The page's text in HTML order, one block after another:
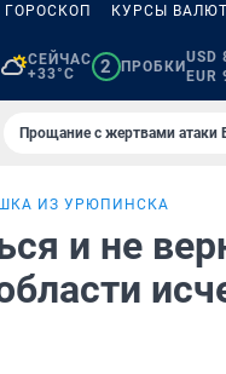
ГОРОСКОП КУРСЫ ВАЛЮТ
СЕЙЧАС
+33°C
2 ПРОБКИ
USD
EUR
Прощание с жертвами атаки
ИЗ УРЮПИНСКА
и не